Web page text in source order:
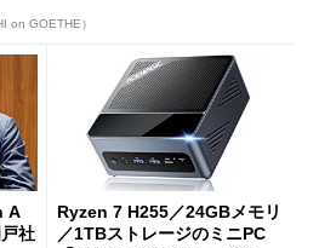
on GOETHE）
A
社
Ryzen 7 H255／24GBメモリ
／1TBストレージのミニPC